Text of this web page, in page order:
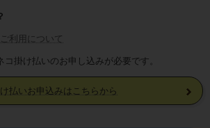
利用について
掛け払いのお申し込みが必要です。
払いお申込みはこちらから